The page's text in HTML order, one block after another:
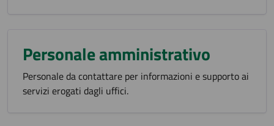
Personale amministrativo
Personale da contattare per informazioni e supporto ai
servizi erogati dagli uffici.